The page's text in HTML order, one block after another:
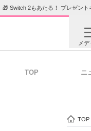
🎁 Switch 2もあたる！ プレゼント
メデ
TOP ニ
TOP